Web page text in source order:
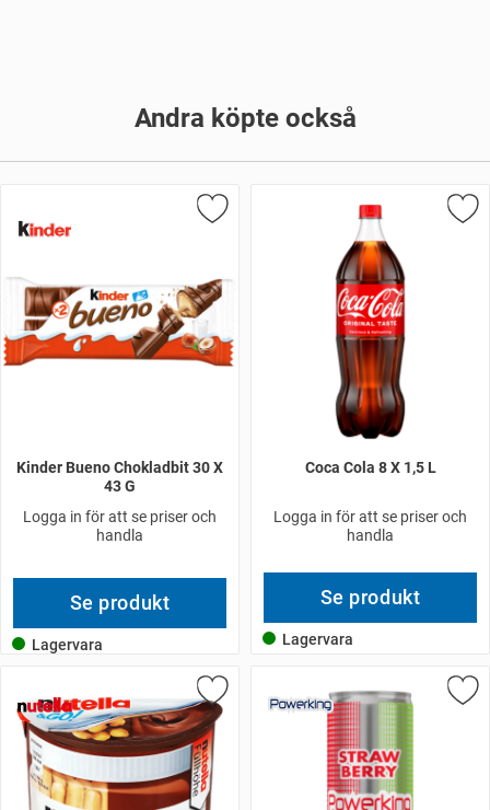
Andra köpte också
Kinder Bueno Chokladbit 30 X
43 G
Logga in för att se priser och
handla
Se produkt
Lagervara
Coca Cola 8 X 1,5 L
Logga in för att se priser och
handla
Se produkt
Lagervara